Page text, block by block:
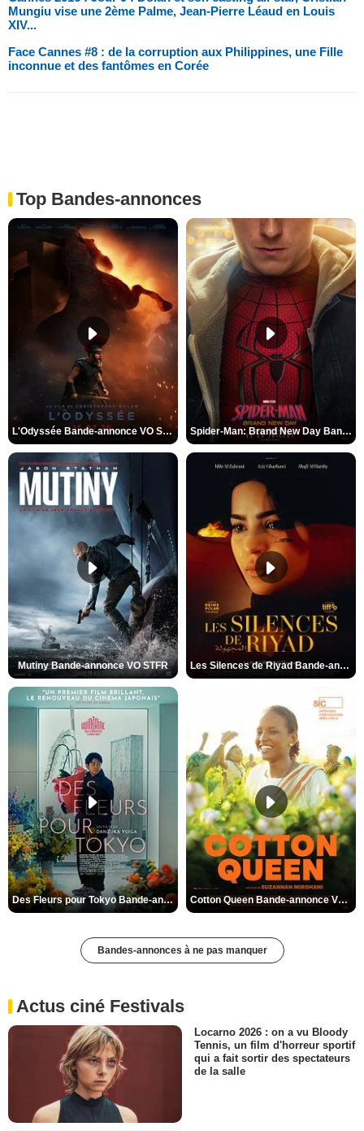
Mungiu vise une 2ème Palme, Jean-Pierre Léaud en Louis
XIV...
Face Cannes #8 : de la corruption aux Philippines, une Fille
inconnue et des fantômes en Corée
Top Bandes-annonces
L'Odyssée Bande-annonce VO STFR Spider-Man: Brand New Day Bande-annonce VO STFR
Mutiny Bande-annonce VO STFR Les Silences de Riyad Bande-annonce VO STFR
Des Fleurs pour Tokyo Bande-annonce VO STFR Cotton Queen Bande-annonce VO STFR
Bandes-annonces à ne pas manquer
Actus ciné Festivals
Locarno 2026 : on a vu Bloody
Tennis, un film d'horreur sportif
qui a fait sortir des spectateurs
de la salle